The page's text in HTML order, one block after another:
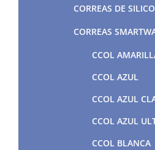
CORREAS DE
CORREAS
CCOL
CCOL AZUL
CCOL AZUL
CCOL AZUL
CCOL BLANCA